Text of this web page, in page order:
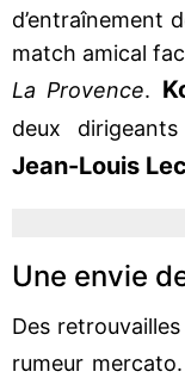
d’entraînement
match amical
La Provence.
deux
Jean-Louis
Une envie
Des
rumeur